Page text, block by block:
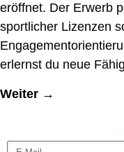
eröffnet. Der Erwerb
sportlicher Lizenzen
erlernst du neue
Weiter →